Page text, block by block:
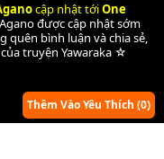
cập nhật tớiOne
được cập nhật sớm
quên bình luận và chia sẻ,
truyện Yawaraka ☆
Thêm Vào Yêu Thích (0)